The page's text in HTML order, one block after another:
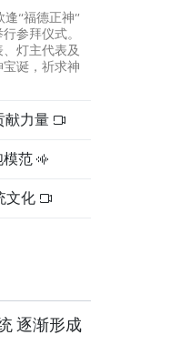
“福德正神”
参拜仪式。
灯主代表及
诞，祈求神
献力量
模范
文化
逐渐形成